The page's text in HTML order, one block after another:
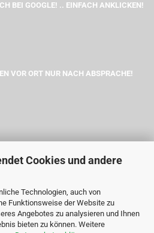
Cookies und andere
Technologien, auch von
Funktionsweise der Website zu
Angebotes zu analysieren und Ihnen
bieten zu können. Weitere
BEI GOOGLE! .. EINFACH ANKLICKEN!
VOR ORT NUR NACH ABSPRACHE!